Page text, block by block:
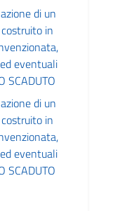
di un
in
eventuali
SCADUTO
di un
in
eventuali
SCADUTO